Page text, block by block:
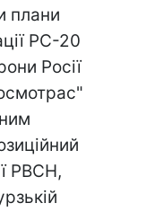
плани
РС-20
Росії
РВСН,